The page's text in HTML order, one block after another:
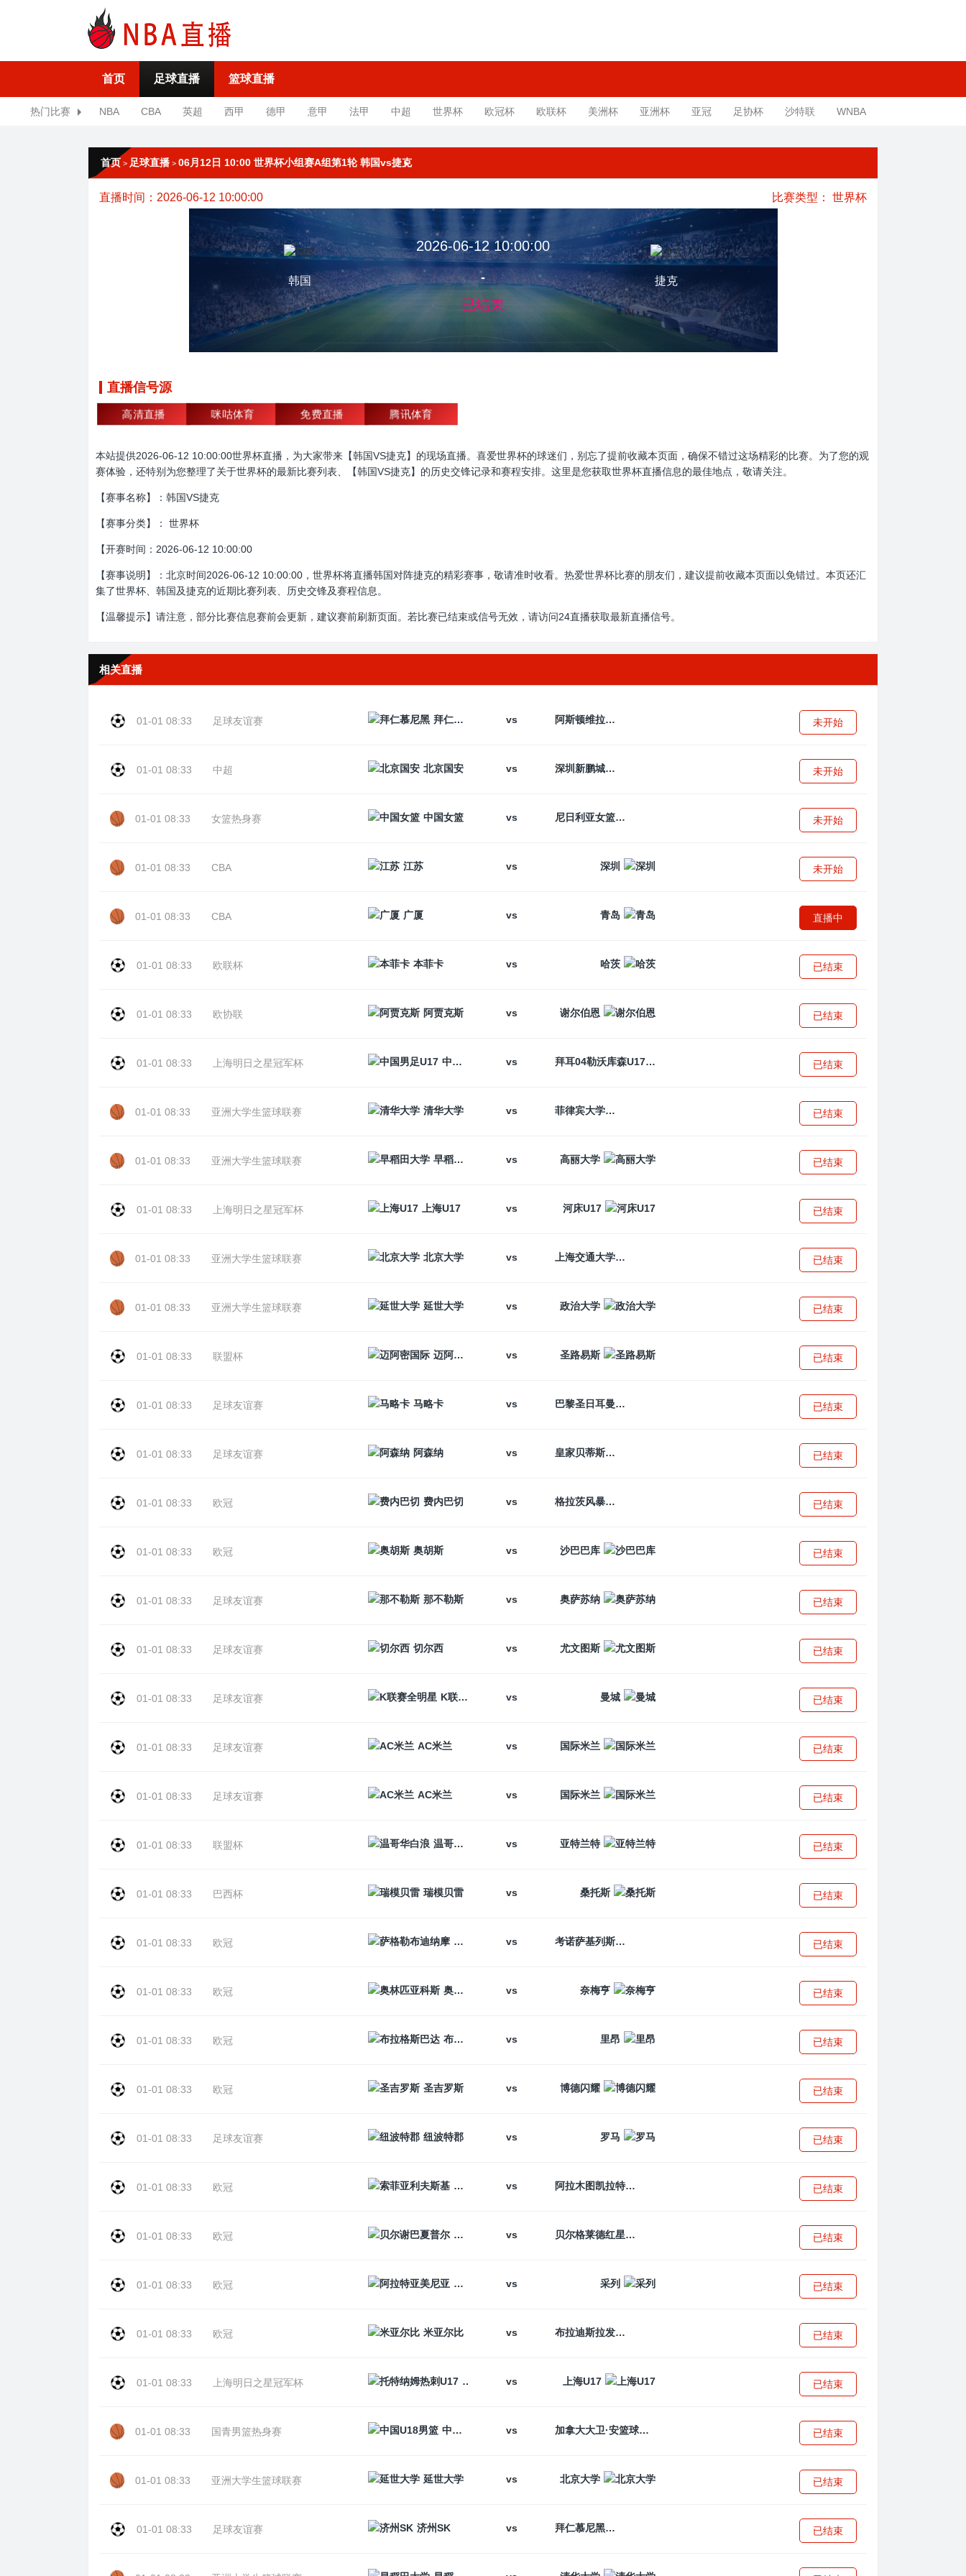
首页 足球直播 篮球直播
热门比赛 NBA CBA 英超 西甲 德甲 意甲 法甲 中超 世界杯 欧冠杯 欧联杯 美洲杯 亚洲杯 亚冠 足协杯 沙特联 WNBA
首页 > 足球直播 > 06月12日 10:00 世界杯小组赛A组第1轮 韩国vs捷克
直播时间：2026-06-12 10:00:00 比赛类型： 世界杯
韩国
2026-06-12 10:00:00
-
已结束
捷克
直播信号源
高清直播 咪咕体育 免费直播 腾讯体育
本站提供2026-06-12 10:00:00世界杯直播，为大家带来【韩国VS捷克】的现场直播。喜爱世界杯的球迷们，别忘了提前收藏本页面，确保不错过这场精彩的比赛。为了您的观
赛体验，还特别为您整理了关于世界杯的最新比赛列表、【韩国VS捷克】的历史交锋记录和赛程安排。这里是您获取世界杯直播信息的最佳地点，敬请关注。
【赛事名称】：韩国VS捷克
【赛事分类】： 世界杯
【开赛时间：2026-06-12 10:00:00
【赛事说明】：北京时间2026-06-12 10:00:00，世界杯将直播韩国对阵捷克的精彩赛事，敬请准时收看。热爱世界杯比赛的朋友们，建议提前收藏本页面以免错过。本页还汇
集了世界杯、韩国及捷克的近期比赛列表、历史交锋及赛程信息。
【温馨提示】请注意，部分比赛信息赛前会更新，建议赛前刷新页面。若比赛已结束或信号无效，请访问24直播获取最新直播信号。
相关直播
01-01 08:33 足球友谊赛 拜仁慕尼黑 vs 阿斯顿维拉 未开始
01-01 08:33 中超 北京国安 vs 深圳新鹏城 未开始
01-01 08:33 女篮热身赛 中国女篮 vs 尼日利亚女篮 未开始
01-01 08:33 CBA 江苏 vs 深圳 未开始
01-01 08:33 CBA 广厦 vs 青岛 直播中
01-01 08:33 欧联杯 本菲卡 vs 哈茨 已结束
01-01 08:33 欧协联 阿贾克斯 vs 谢尔伯恩 已结束
01-01 08:33 上海明日之星冠军杯 中国男足U17 vs 拜耳04勒沃库森U17 已结束
01-01 08:33 亚洲大学生篮球联赛 清华大学 vs 菲律宾大学 已结束
01-01 08:33 亚洲大学生篮球联赛 早稻田大学 vs 高丽大学 已结束
01-01 08:33 上海明日之星冠军杯 上海U17 vs 河床U17 已结束
01-01 08:33 亚洲大学生篮球联赛 北京大学 vs 上海交通大学 已结束
01-01 08:33 亚洲大学生篮球联赛 延世大学 vs 政治大学 已结束
01-01 08:33 联盟杯 迈阿密国际 vs 圣路易斯 已结束
01-01 08:33 足球友谊赛 马略卡 vs 巴黎圣日耳曼 已结束
01-01 08:33 足球友谊赛 阿森纳 vs 皇家贝蒂斯 已结束
01-01 08:33 欧冠 费内巴切 vs 格拉茨风暴 已结束
01-01 08:33 欧冠 奥胡斯 vs 沙巴巴库 已结束
01-01 08:33 足球友谊赛 那不勒斯 vs 奥萨苏纳 已结束
01-01 08:33 足球友谊赛 切尔西 vs 尤文图斯 已结束
01-01 08:33 足球友谊赛 K联赛全明星 vs 曼城 已结束
01-01 08:33 足球友谊赛 AC米兰 vs 国际米兰 已结束
01-01 08:33 足球友谊赛 AC米兰 vs 国际米兰 已结束
01-01 08:33 联盟杯 温哥华白浪 vs 亚特兰特 已结束
01-01 08:33 巴西杯 瑞模贝雷 vs 桑托斯 已结束
01-01 08:33 欧冠 萨格勒布迪纳摩
vs 考诺萨基列斯 已结束
01-01 08:33 欧冠 奥林匹亚科斯 vs 奈梅亨 已结束
01-01 08:33 欧冠 布拉格斯巴达 vs 里昂 已结束
01-01 08:33 欧冠 圣吉罗斯 vs 博德闪耀 已结束
01-01 08:33 足球友谊赛 纽波特郡 vs 罗马 已结束
01-01 08:33 欧冠 索菲亚利夫斯基
vs 阿拉木图凯拉特 已结束
01-01 08:33 欧冠 贝尔谢巴夏普尔
vs 贝尔格莱德红星 已结束
01-01 08:33 欧冠 阿拉特亚美尼亚
vs 采列 已结束
01-01 08:33 欧冠 米亚尔比 vs 布拉迪斯拉发 已结束
01-01 08:33 上海明日之星冠军杯 托特纳姆热刺U17
vs 上海U17 已结束
01-01 08:33 国青男篮热身赛 中国U18男篮 vs 加拿大大卫·安篮球学院 已结束
01-01 08:33 亚洲大学生篮球联赛 延世大学 vs 北京大学 已结束
01-01 08:33 足球友谊赛 济州SK vs 拜仁慕尼黑 已结束